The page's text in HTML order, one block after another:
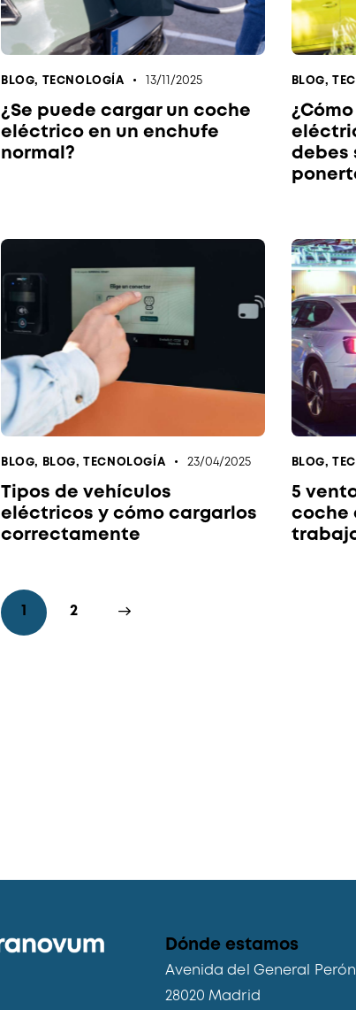
BLOG, TECNOLOGÍA 13/11/2025
¿Se puede cargar un coche
eléctrico en un enchufe
normal?
BLOG,
debes
BLOG, BLOG, TECNOLOGÍA 23/04/2025
Tipos de vehículos
eléctricos y cómo cargarlos
correctamente
BLOG,
5
coche
2
Dónde estamos
Avenida del General Perón
28020 Madrid